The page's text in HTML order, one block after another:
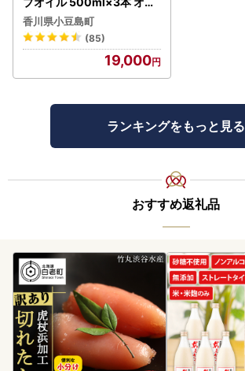
ーブオイル 食用油
香川県小豆島町
(85)
19,000
ランキングをもっと見る
おすすめ返礼品